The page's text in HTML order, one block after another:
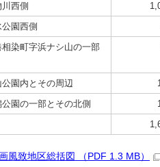
川西側
園西側
相染町字浜ナシ山の一部
公園内とその周辺
園の一部とその北側
風致地区総括図 （PDF 1.3 MB）